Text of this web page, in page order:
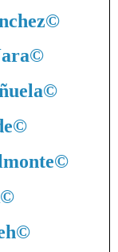
©
©
©
©
©
©
©